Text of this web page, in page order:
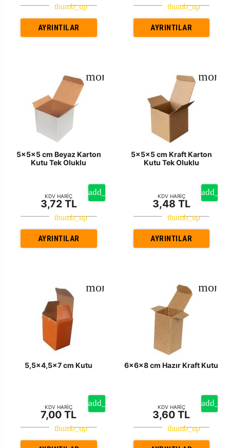
AYRINTILAR AYRINTILAR
5x5x5 cm Beyaz Karton
Kutu Tek Oluklu
KDV HARİÇ
3,72 TL
AYRINTILAR
5x5x5 cm Kraft Karton
Kutu Tek Oluklu
KDV HARİÇ
3,48 TL
AYRINTILAR
5,5x4,5x7 cm Kutu
KDV HARİÇ
7,00 TL
6x6x8 cm Hazır Kraft Kutu
KDV HARİÇ
3,60 TL